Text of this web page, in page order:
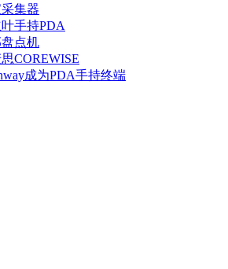
集器
手持PDA
点机
COREWISE
成为PDA手持终端